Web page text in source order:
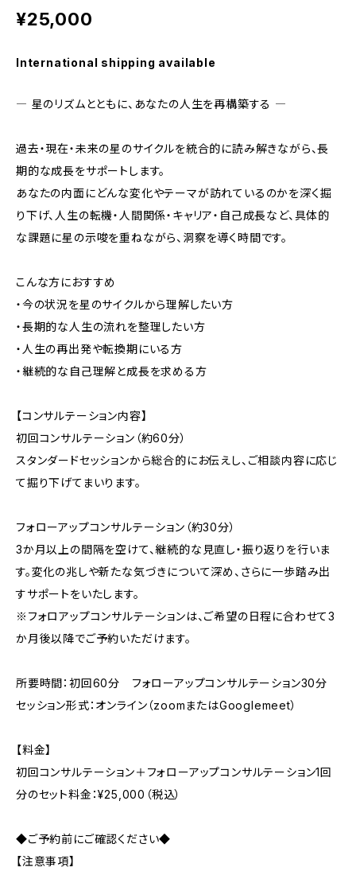
¥25,000
International shipping available
― 星のリズムとともに、あなたの人生を再構築する ―
過去・現在・未来の星のサイクルを統合的に読み解きながら、長
期的な成長をサポートします。
あなたの内面にどんな変化やテーマが訪れているのかを深く掘
り下げ、人生の転機・人間関係・キャリア・自己成長など、具体的
な課題に星の示唆を重ねながら、洞察を導く時間です。
こんな方におすすめ
・今の状況を星のサイクルから理解したい方
・長期的な人生の流れを整理したい方
・人生の再出発や転換期にいる方
・継続的な自己理解と成長を求める方
【コンサルテーション内容】
初回コンサルテーション（約60分）
スタンダードセッションから総合的にお伝えし、ご相談内容に応じ
て掘り下げてまいります。
フォローアップコンサルテーション（約30分）
3か月以上の間隔を空けて、継続的な見直し・振り返りを行いま
す。変化の兆しや新たな気づきについて深め、さらに一歩踏み出
すサポートをいたします。
※フォロアップコンサルテーションは、ご希望の日程に合わせて3
か月後以降でご予約いただけます。
所要時間：初回60分 フォローアップコンサルテーション30分
セッション形式：オンライン（zoomまたはGooglemeet）
【料金】
初回コンサルテーション＋フォローアップコンサルテーション1回
分のセット料金：¥25,000（税込）
◆ご予約前にご確認ください◆
【注意事項】